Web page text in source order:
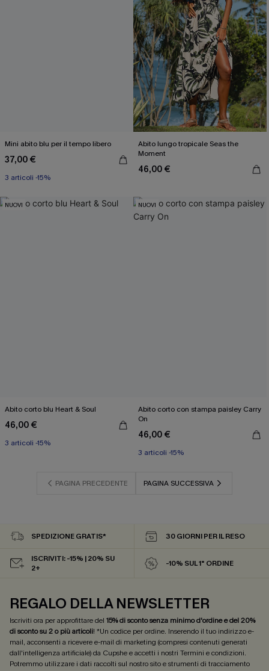
Mini abito blu per il tempo libero
37,00 €
3 articoli -15%
Abito lungo tropicale Seas the
Moment
46,00 €
NUOVI
Abito corto blu Heart & Soul
46,00 €
3 articoli -15%
NUOVI
Abito corto con stampa paisley Carry
On
46,00 €
3 articoli -15%
PAGINA PRECEDENTE PAGINA SUCCESSIVA
SPEDIZIONE GRATIS* 30 GIORNI PER IL RESO
ISCRIVITI: -15% | 20% SU
2+
-10% SUL 1° ORDINE
REGALO DELLA NEWSLETTER
Iscriviti ora per approfittare del 15% di sconto senza minimo d'ordine e del 20%
di sconto su 2 o più articoli! *Un codice per ordine. Inserendo il tuo indirizzo e-
mail, acconsenti a ricevere e-mail di marketing (compresi contenuti generati
dall'intelligenza artificiale) da Cupshe e accetti i nostri Termini e condizioni.
Potremmo utilizzare i dati raccolti sul nostro sito e strumenti di tracciamento